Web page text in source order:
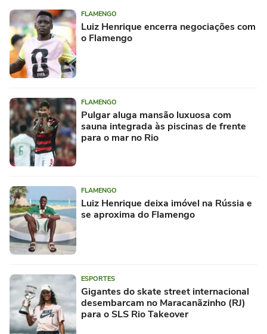
FLAMENGO
Luiz Henrique encerra negociações com
o Flamengo
FLAMENGO
Pulgar aluga mansão luxuosa com
sauna integrada às piscinas de frente
para o mar no Rio
FLAMENGO
Luiz Henrique deixa imóvel na Rússia e
se aproxima do Flamengo
ESPORTES
Gigantes do skate street internacional
desembarcam no Maracanãzinho (RJ)
para o SLS Rio Takeover